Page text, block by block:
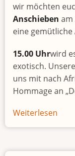
wir möchten
Anschieben am
eine
15.00 Uhrwird
exotisch.
uns mit nach
Hommage an
Weiterlesen
Bald
ist